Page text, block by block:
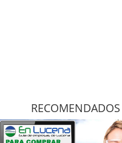
RECOMENDADOS